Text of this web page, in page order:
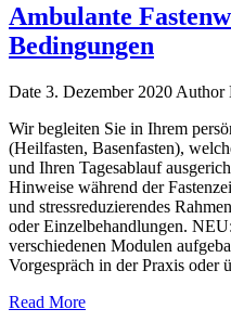
Ambulante
Bedingungen
Date 3. Dezember 2020 Author
Wir begleiten Sie in Ihrem
(Heilfasten, Basenfasten),
und Ihren Tagesablauf
Hinweise während der
und stressreduzierendes
oder Einzelbehandlungen.
verschiedenen Modulen
Vorgespräch in der Praxis
Read More